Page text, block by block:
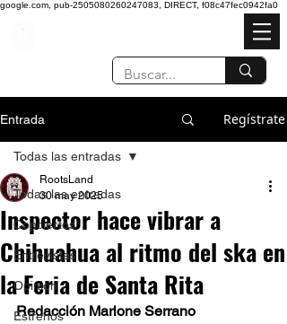
google.com, pub-2505080260247083, DIRECT, f08c47fec0942fa0
Entrada Regístrate
Todas las entradas
Conciertos
Entrevistas
Opinión
Estrenos
Todas las entradas
Inspector hace vibrar a
Chihuahua al ritmo del ska en
la Feria de Santa Rita
RootsLand
30 may 2025
Redacción Marlone Serrano